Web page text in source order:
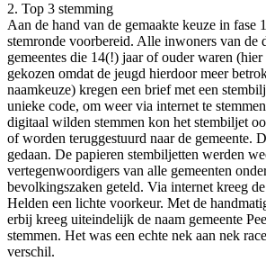
2. Top 3 stemming
Aan de hand van de gemaakte keuze in fase
stemronde voorbereid. Alle inwoners van de
gemeentes die 14(!) jaar of ouder waren
gekozen omdat de jeugd hierdoor meer
naamkeuze) kregen een brief met een
unieke code, om weer via internet te
digitaal wilden stemmen kon het stembiljet
of worden teruggestuurd naar de gemeente.
gedaan. De papieren stembiljetten werden
vertegenwoordigers van alle gemeenten
bevolkingszaken geteld. Via internet kreeg
Helden een lichte voorkeur. Met de
erbij kreeg uiteindelijk de naam gemeente
stemmen. Het was een echte nek aan nek
verschil.